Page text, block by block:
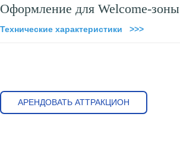
Оформление для Welcome-зоны
Технические характеристики >>>
АРЕНДОВАТЬ АТТРАКЦИОН